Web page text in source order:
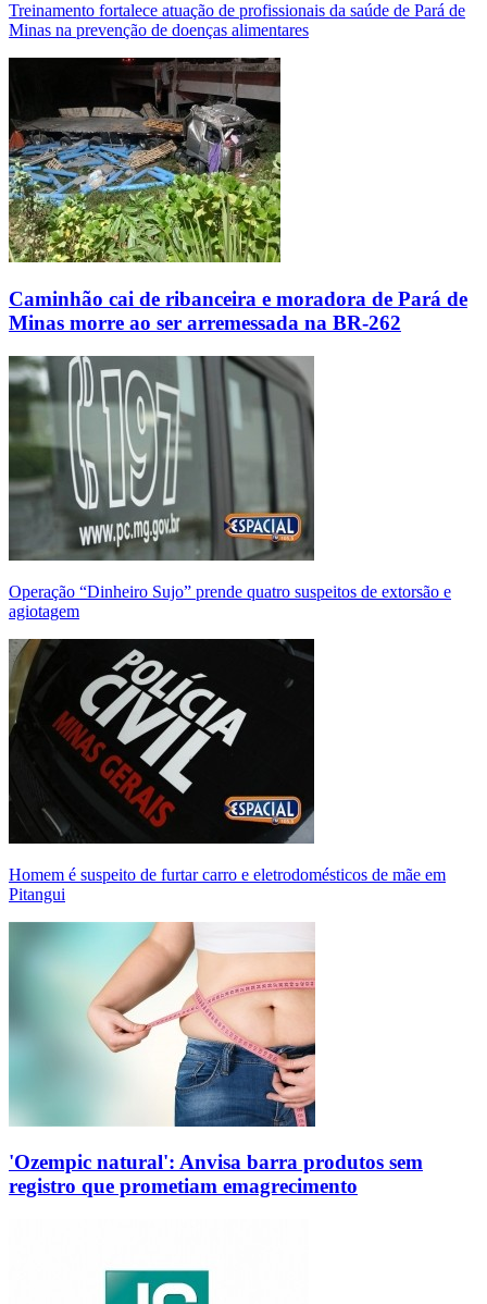
Treinamento fortalece atuação de profissionais da saúde de Pará de
Minas na prevenção de doenças alimentares
Caminhão cai de ribanceira e moradora de Pará de
Minas morre ao ser arremessada na BR-262
Operação “Dinheiro Sujo” prende quatro suspeitos de extorsão e
agiotagem
Homem é suspeito de furtar carro e eletrodomésticos de mãe em
Pitangui
'Ozempic natural': Anvisa barra produtos sem
registro que prometiam emagrecimento